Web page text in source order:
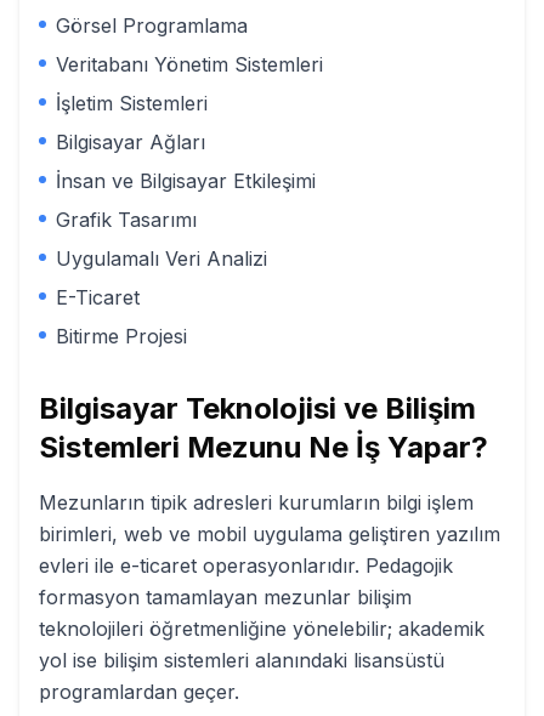
Görsel Programlama
Veritabanı Yönetim Sistemleri
İşletim Sistemleri
Bilgisayar Ağları
İnsan ve Bilgisayar Etkileşimi
Grafik Tasarımı
Uygulamalı Veri Analizi
E-Ticaret
Bitirme Projesi
Bilgisayar Teknolojisi ve Bilişim
Sistemleri Mezunu Ne İş Yapar?
Mezunların tipik adresleri kurumların bilgi işlem
birimleri, web ve mobil uygulama geliştiren yazılım
evleri ile e-ticaret operasyonlarıdır. Pedagojik
formasyon tamamlayan mezunlar bilişim
teknolojileri öğretmenliğine yönelebilir; akademik
yol ise bilişim sistemleri alanındaki lisansüstü
programlardan geçer.